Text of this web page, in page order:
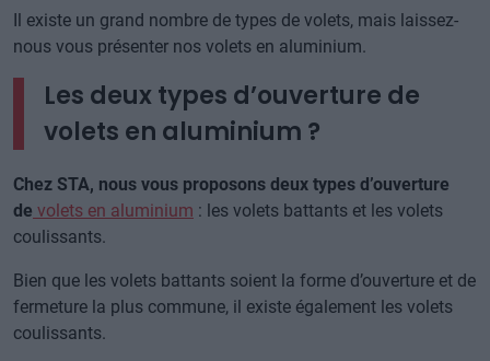
Il existe un grand nombre de types de volets, mais laissez-
nous vous présenter nos volets en aluminium.
Les deux types d’ouverture de
volets en aluminium ?
Chez STA, nous vous proposons deux types d’ouverture
de volets en aluminium : les volets battants et les volets
coulissants.
Bien que les volets battants soient la forme d’ouverture et de
fermeture la plus commune, il existe également les volets
coulissants.